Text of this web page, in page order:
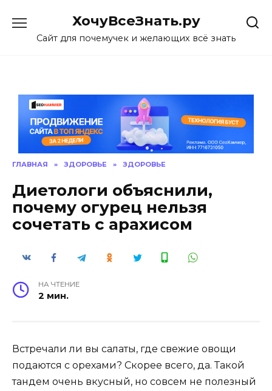
content
ХочуВсеЗнать.ру
Сайт для почемучек и желающих всё знать
ГЛАВНАЯ » ЗДОРОВЬЕ » ЗДОРОВЬЕ
Диетологи объяснили,
почему огурец нельзя
сочетать с арахисом
НА ЧТЕНИЕ
2 мин.
Встречали ли вы салаты, где свежие овощи
подаются с орехами? Скорее всего, да. Такой
тандем очень вкусный, но совсем не полезный